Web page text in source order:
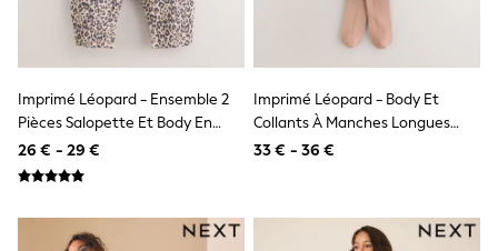
Sweatshirts & Hoodies
Knitwear & Sweaters
Tops
Coats & Jackets
Jeans
Joggers
Nightwear & Pyjamas
Swimwear
Multipacks
All Holiday Shop
Imprimé Léopard - Ensemble 2
Pièces Salopette Et Body En
Jersey Bébé (0mois-2ans)
26 € - 29 €
Imprimé Léopard - Body Et
Collants À Manches Longues
Tablier Ensemble 3 Pieces
33 € - 36 €